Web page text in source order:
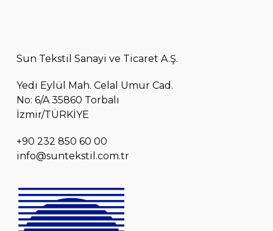
Sun Tekstil Sanayi ve Ticaret A.Ş.
Yedi Eylül Mah. Celal Umur Cad.
No: 6/A 35860 Torbalı
İzmir/TÜRKİYE
+90 232 850 60 00
info@suntekstil.com.tr